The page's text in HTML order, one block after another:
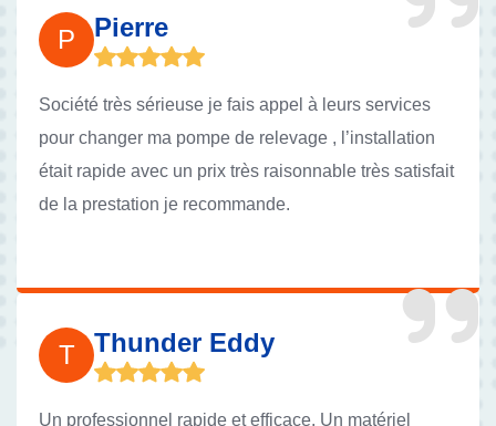
mains. Je recommande vivement leurs services !
P Pierre
Société très sérieuse je fais appel à leurs services
pour changer ma pompe de relevage , l’installation
était rapide avec un prix très raisonnable très satisfait
de la prestation je recommande.
T Thunder Eddy
Un professionnel rapide et efficace. Un matériel